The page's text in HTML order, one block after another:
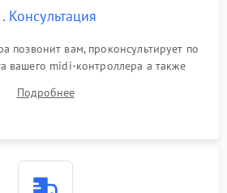
Консультация
позвонит вам, проконсультирует по
вашего midi-контроллера а также
Подробнее